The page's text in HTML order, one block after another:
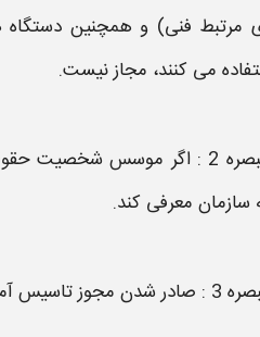
مرتبط فنی) و همچنین دستگاه
می کنند، مجاز نیست.
2 : اگر موسس شخصیت
سازمان معرفی کند.
3 : صادر شدن مجوز تاسیس